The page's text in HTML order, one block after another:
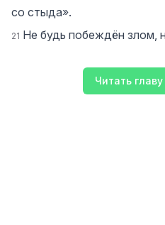
со стыда».
21 Не будь побеждён злом,
Читать